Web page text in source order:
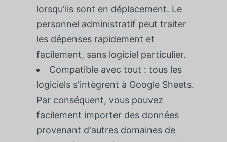
lorsqu'ils sont en déplacement. Le
personnel administratif peut traiter
les dépenses rapidement et
facilement, sans logiciel particulier.
Compatible avec tout : tous les
logiciels s'intègrent à Google Sheets.
Par conséquent, vous pouvez
facilement importer des données
provenant d'autres domaines de